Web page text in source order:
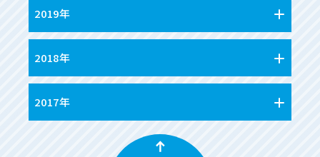
2019年
2018年
2017年